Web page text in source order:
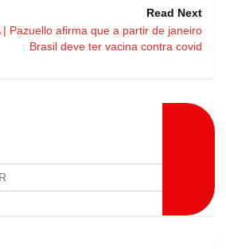
Read Next
| Pazuello afirma que a partir de janeiro
Brasil deve ter vacina contra covid